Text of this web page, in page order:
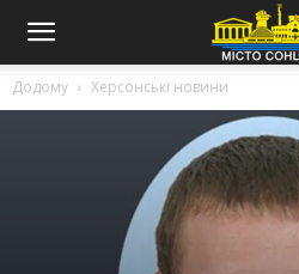
Додому Херсонські новини